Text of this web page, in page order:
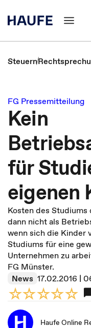
Steuern
FG Pressemitteilung
Kein
für
eigenen
Kosten des
dann nicht als
wenn sich die Kinder
Studiums für eine
Unternehmen zu
FG Münster.
News 17.02.2016 |
Haufe Online